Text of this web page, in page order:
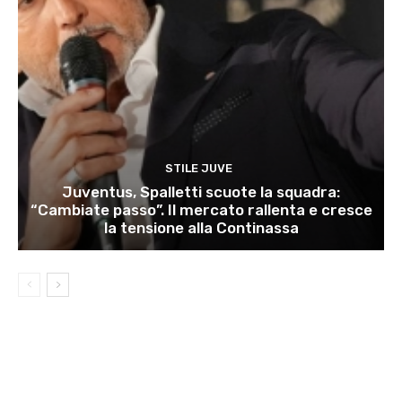
STILE JUVE
Juventus, Spalletti scuote la squadra:
“Cambiate passo”. Il mercato rallenta e cresce
la tensione alla Continassa